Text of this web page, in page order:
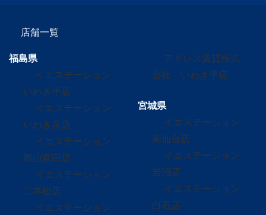
店舗一覧
福島県
イエステーション
いわき平店
イエステーション
いわき泉店
イエステーション
郡山富田店
イエステーション
二本松店
イエステーション
アドレス賃貸株式
会社 いわき平店
宮城県
イエステーション
南仙台店
イエステーション
岩沼店
イエステーション
白石店